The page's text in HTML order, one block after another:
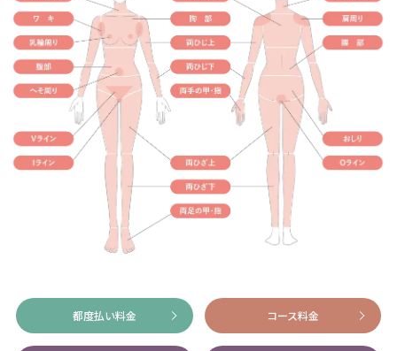
都度払い料金 コース料金